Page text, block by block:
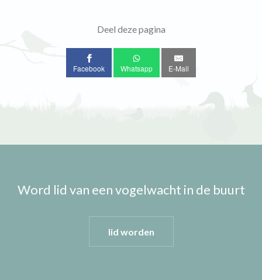
Deel deze pagina
Facebook Whatsapp E-Mail
Word lid van een vogelwacht in de buurt
lid worden